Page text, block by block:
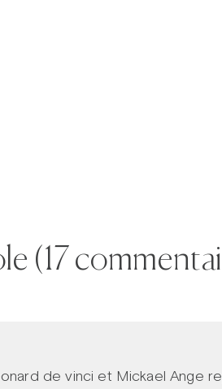
(17
de vinci et Mickael Ange